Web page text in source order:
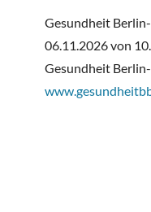
Gesundheit
06.11.2026 von
Gesundheit